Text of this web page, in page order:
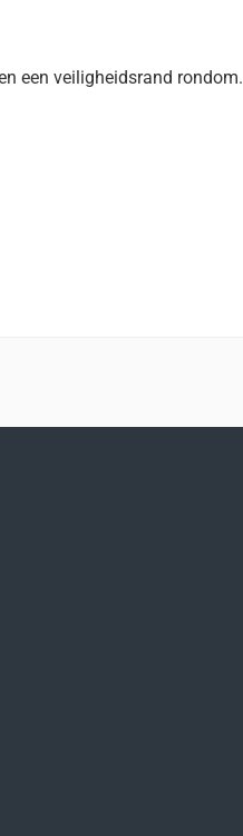
een veiligheidsrand rondom.